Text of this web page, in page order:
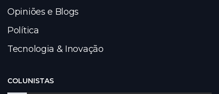
Opiniões e Blogs
Política
Tecnologia & Inovação
COLUNISTAS